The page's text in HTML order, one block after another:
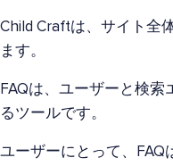
Child Craftは、サイト全
ます。
FAQは、ユーザーと検
るツールです。
ユーザーにとって、FAQ